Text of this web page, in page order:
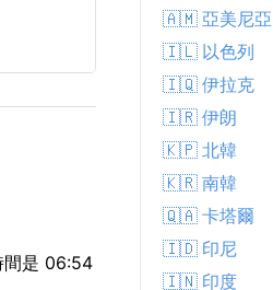
間是 06:54
🇦🇲 亞美尼亞
🇮🇱 以色列
🇮🇶 伊拉克
🇮🇷 伊朗
🇰🇵 北韓
🇰🇷 南韓
🇶🇦 卡塔爾
🇮🇩 印尼
🇮🇳 印度